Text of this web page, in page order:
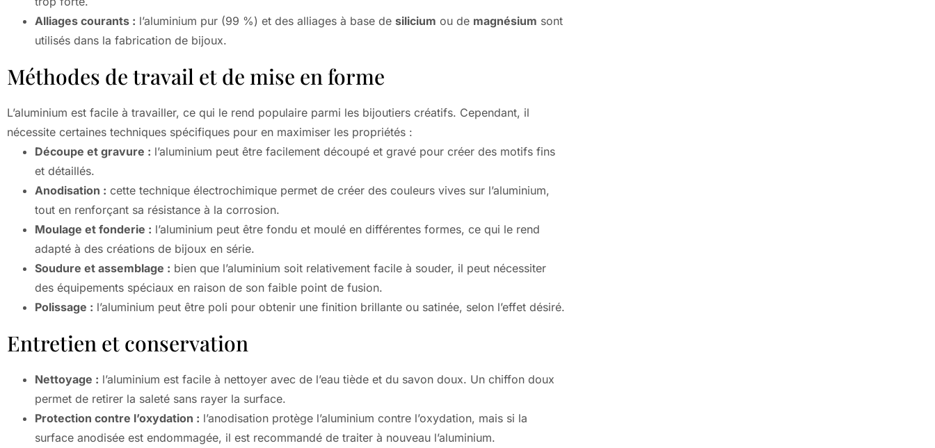
Alliages courants : l’aluminium pur (99 %) et des alliages à base de silicium ou de magnésium sont
utilisés dans la fabrication de bijoux.
Méthodes de travail et de mise en forme
L’aluminium est facile à travailler, ce qui le rend populaire parmi les bijoutiers créatifs. Cependant, il
nécessite certaines techniques spécifiques pour en maximiser les propriétés :
Découpe et gravure : l’aluminium peut être facilement découpé et gravé pour créer des motifs fins
et détaillés.
Anodisation : cette technique électrochimique permet de créer des couleurs vives sur l’aluminium,
tout en renforçant sa résistance à la corrosion.
Moulage et fonderie : l’aluminium peut être fondu et moulé en différentes formes, ce qui le rend
adapté à des créations de bijoux en série.
Soudure et assemblage : bien que l’aluminium soit relativement facile à souder, il peut nécessiter
des équipements spéciaux en raison de son faible point de fusion.
Polissage : l’aluminium peut être poli pour obtenir une finition brillante ou satinée, selon l’effet désiré.
Entretien et conservation
Nettoyage : l’aluminium est facile à nettoyer avec de l’eau tiède et du savon doux. Un chiffon doux
permet de retirer la saleté sans rayer la surface.
Protection contre l’oxydation : l’anodisation protège l’aluminium contre l’oxydation, mais si la
surface anodisée est endommagée, il est recommandé de traiter à nouveau l’aluminium.